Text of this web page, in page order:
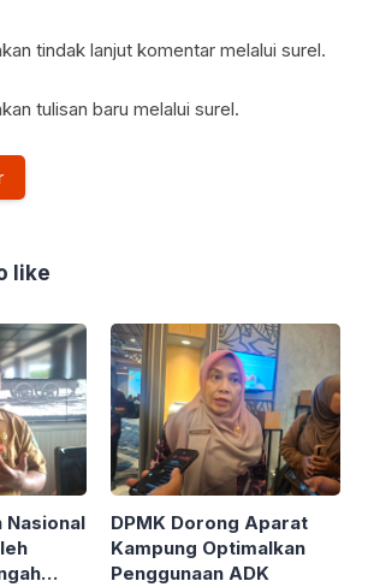
tindak lanjut komentar melalui surel.
tulisan baru melalui surel.
like
Nasional
DPMK Dorong Aparat
Kampung Optimalkan
Penggunaan ADK